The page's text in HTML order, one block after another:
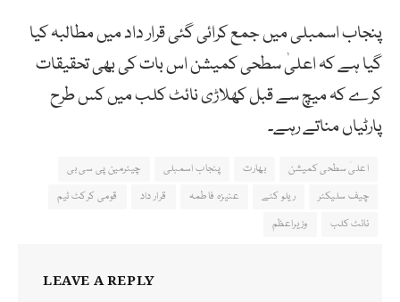
پنجاب اسمبلی میں جمع کرائی گئی قرار داد میں مطالبہ کیا
گیا ہے کہ اعلیٰ سطحی کمیشن اس بات کی بھی تحقیقات
کرے کہ میچ سے قبل کھلاڑی نائٹ کلب میں کس طرح
پارٹیاں مناتے رہے۔
اعلیٰ سطحی کمیشن بھارت پنجاب اسمبلی
چیئرمین پی سی بی
چیف سلیکٹر
ریلو کٹے عنیزہ فاطمہ قرار داد
قومی کرکٹ ٹیم
نائٹ کلب
وزیراعظم
LEAVE A REPLY